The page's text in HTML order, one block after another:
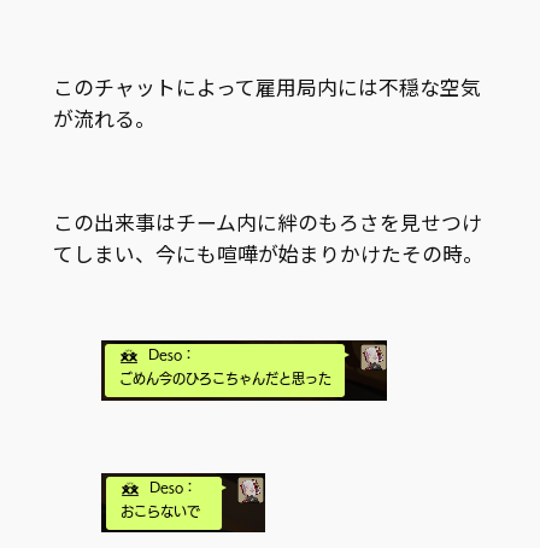
このチャットによって雇用局内には不穏な空気
が流れる。
この出来事はチーム内に絆のもろさを見せつけ
てしまい、今にも喧嘩が始まりかけたその時。